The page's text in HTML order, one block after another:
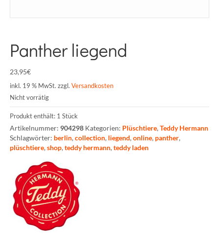
Panther liegend
23,95€
inkl. 19 % MwSt. zzgl. Versandkosten
Nicht vorrätig
Produkt enthält: 1 Stück
Artikelnummer: 904298 Kategorien: Plüschtiere,Teddy Hermann
Schlagwörter: berlin,collection, liegend,online, panther,
plüschtiere,shop,teddy hermann,teddy laden